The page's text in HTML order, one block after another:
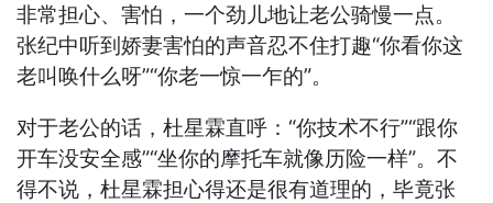
非常担心、害怕，一个劲儿地让老公骑慢一点。
张纪中听到娇妻害怕的声音忍不住打趣“你看你这
老叫唤什么呀”“你老一惊一乍的”。
对于老公的话，杜星霖直呼：“你技术不行”“跟你
开车没安全感”“坐你的摩托车就像历险一样”。不
得不说，杜星霖担心得还是很有道理的，毕竟张